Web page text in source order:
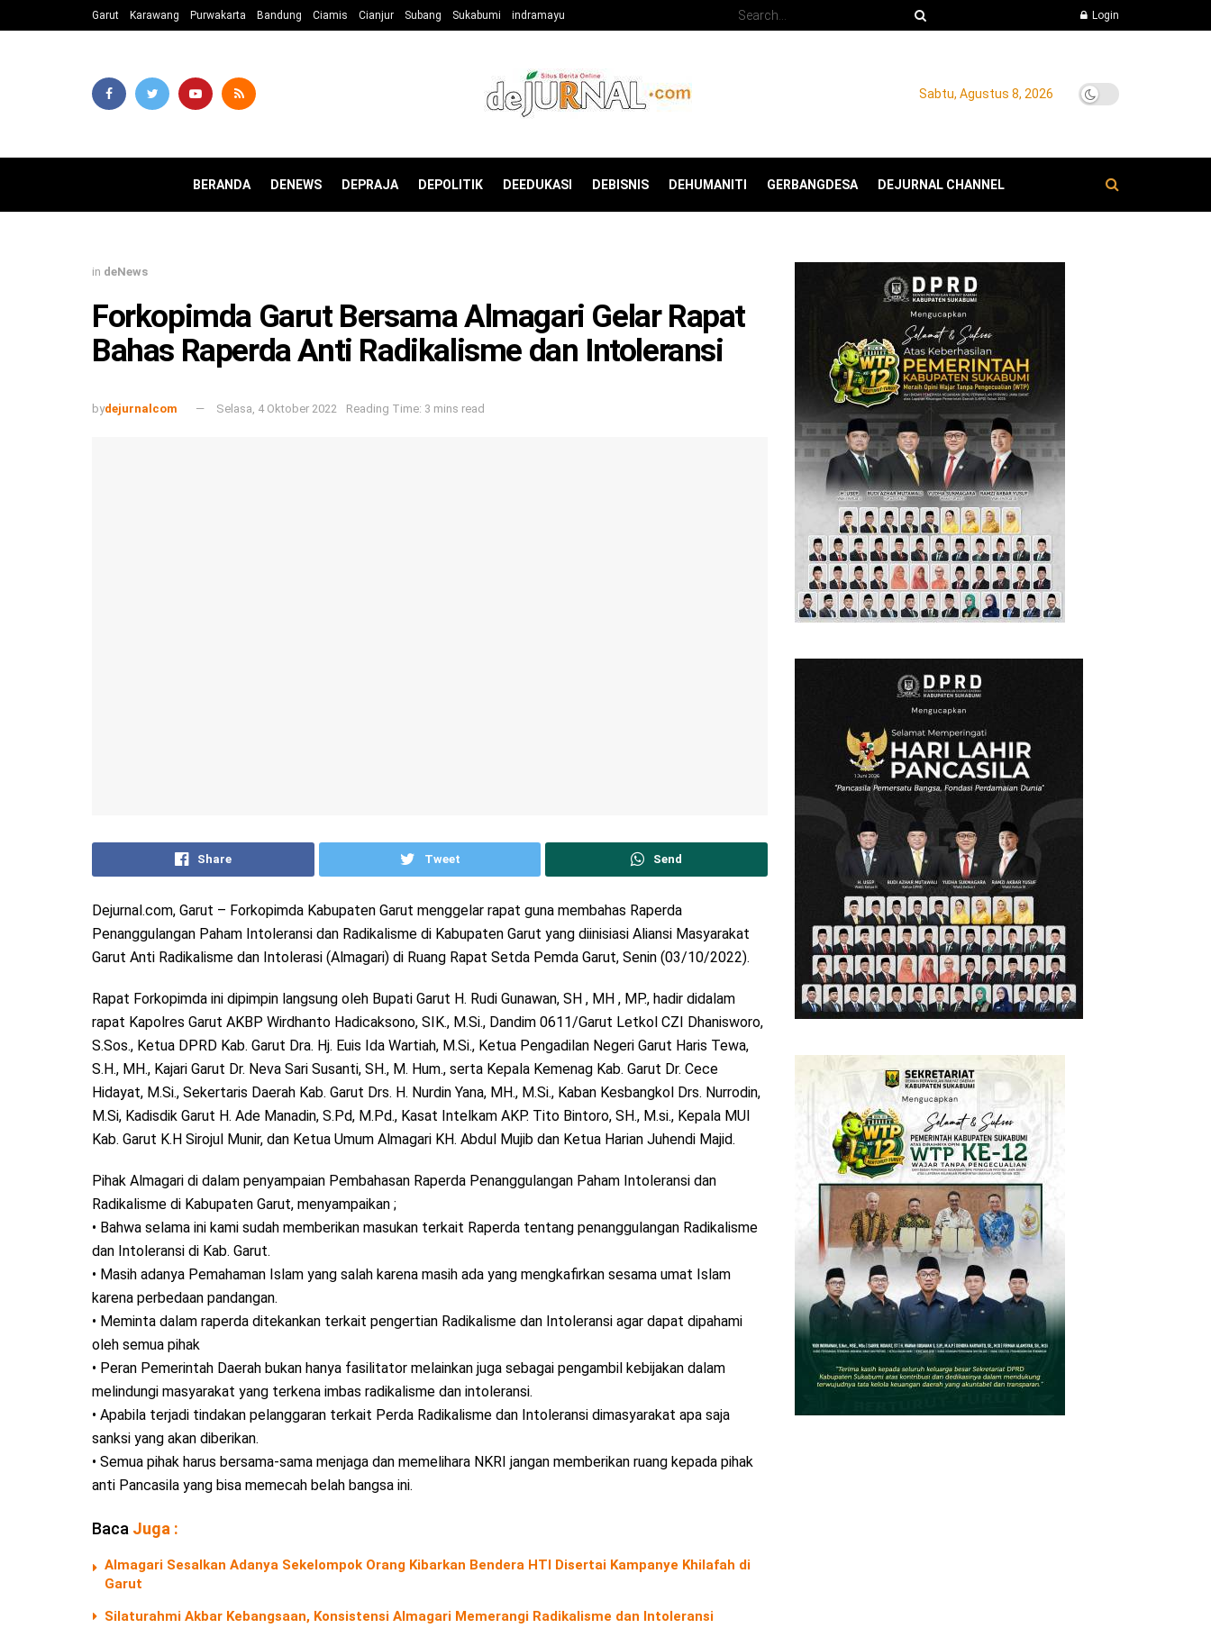
Garut Karawang Purwakarta Bandung Ciamis Cianjur Subang Sukabumi indramayu Login
Sabtu, Agustus 8, 2026
BERANDA DENEWS DEPRAJA DEPOLITIK DEEDUKASI DEBISNIS DEHUMANITI GERBANGDESA DEJURNAL CHANNEL
in deNews
Forkopimda Garut Bersama Almagari Gelar Rapat
Bahas Raperda Anti Radikalisme dan Intoleransi
bydejurnalcom Selasa, 4 Oktober 2022 Reading Time: 3 mins read
Share Tweet Send
Dejurnal.com, Garut – Forkopimda Kabupaten Garut menggelar rapat guna membahas Raperda
Penanggulangan Paham Intoleransi dan Radikalisme di Kabupaten Garut yang diinisiasi Aliansi Masyarakat
Garut Anti Radikalisme dan Intolerasi (Almagari) di Ruang Rapat Setda Pemda Garut, Senin (03/10/2022).
Rapat Forkopimda ini dipimpin langsung oleh Bupati Garut H. Rudi Gunawan, SH , MH , MP., hadir didalam
rapat Kapolres Garut AKBP Wirdhanto Hadicaksono, SIK., M.Si., Dandim 0611/Garut Letkol CZI Dhanisworo,
S.Sos., Ketua DPRD Kab. Garut Dra. Hj. Euis Ida Wartiah, M.Si., Ketua Pengadilan Negeri Garut Haris Tewa,
S.H., MH., Kajari Garut Dr. Neva Sari Susanti, SH., M. Hum., serta Kepala Kemenag Kab. Garut Dr. Cece
Hidayat, M.Si., Sekertaris Daerah Kab. Garut Drs. H. Nurdin Yana, MH., M.Si., Kaban Kesbangkol Drs. Nurrodin,
M.Si, Kadisdik Garut H. Ade Manadin, S.Pd, M.Pd., Kasat Intelkam AKP. Tito Bintoro, SH., M.si., Kepala MUI
Kab. Garut K.H Sirojul Munir, dan Ketua Umum Almagari KH. Abdul Mujib dan Ketua Harian Juhendi Majid.
Pihak Almagari di dalam penyampaian Pembahasan Raperda Penanggulangan Paham Intoleransi dan
Radikalisme di Kabupaten Garut, menyampaikan ;
• Bahwa selama ini kami sudah memberikan masukan terkait Raperda tentang penanggulangan Radikalisme
dan Intoleransi di Kab. Garut.
• Masih adanya Pemahaman Islam yang salah karena masih ada yang mengkafirkan sesama umat Islam
karena perbedaan pandangan.
• Meminta dalam raperda ditekankan terkait pengertian Radikalisme dan Intoleransi agar dapat dipahami
oleh semua pihak
• Peran Pemerintah Daerah bukan hanya fasilitator melainkan juga sebagai pengambil kebijakan dalam
melindungi masyarakat yang terkena imbas radikalisme dan intoleransi.
• Apabila terjadi tindakan pelanggaran terkait Perda Radikalisme dan Intoleransi dimasyarakat apa saja
sanksi yang akan diberikan.
• Semua pihak harus bersama-sama menjaga dan memelihara NKRI jangan memberikan ruang kepada pihak
anti Pancasila yang bisa memecah belah bangsa ini.
Baca Juga :
Almagari Sesalkan Adanya Sekelompok Orang Kibarkan Bendera HTI Disertai Kampanye Khilafah di
Garut
Silaturahmi Akbar Kebangsaan, Konsistensi Almagari Memerangi Radikalisme dan Intoleransi